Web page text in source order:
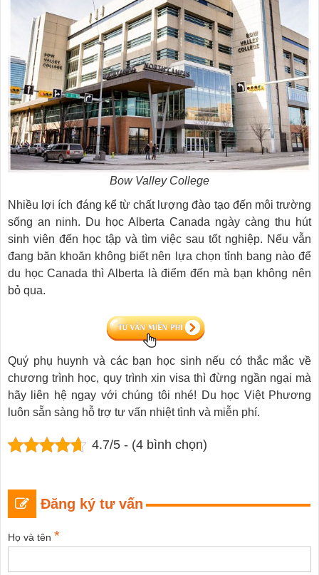
Bow Valley College
Nhiều lợi ích đáng kể từ chất lượng đào tạo đến môi trường
sống an ninh. Du học Alberta Canada ngày càng thu hút
sinh viên đến học tập và tìm việc sau tốt nghiệp. Nếu vẫn
đang băn khoăn không biết nên lựa chọn tỉnh bang nào để
du học Canada thì Alberta là điểm đến mà bạn không nên
bỏ qua.
Quý phụ huynh và các bạn học sinh nếu có thắc mắc về
chương trình học, quy trình xin visa thì đừng ngần ngại mà
hãy liên hệ ngay với chúng tôi nhé! Du học Việt Phương
luôn sẵn sàng hỗ trợ tư vấn nhiệt tình và miễn phí.
4.7/5 - (4 bình chọn)
Đăng ký tư vấn
Họ và tên *